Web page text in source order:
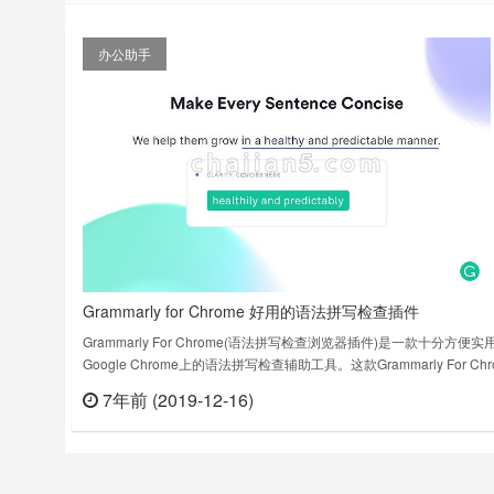
办公助手
Grammarly for Chrome 好用的语法拼写检查插件
Grammarly For Chrome(语法拼写检查浏览器插件)是一款十分方便实
Google Chrome上的语法拼写检查辅助工具。这款Grammarly For
法。插件在浏览器的任何文本框中写入文本，可以帮助您实时检查语法
题，应用程序将智能地分析段中的错误用法并使用红色……
7年前 (2019-12-16)